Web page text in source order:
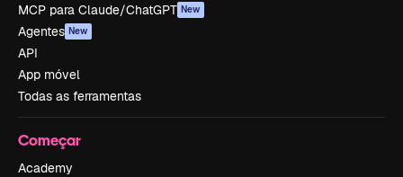
MCP para Claude/ChatGPT New
Agentes New
API
App móvel
Todas as ferramentas
Começar
Academy